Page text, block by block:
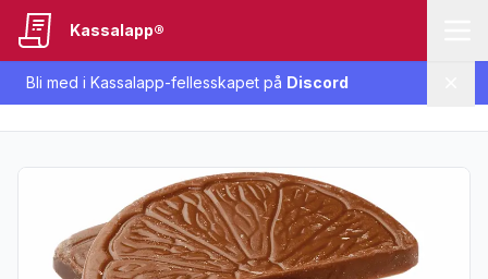
Bli med i Kassalapp-fellesskapet på Discord
Kassalapp®